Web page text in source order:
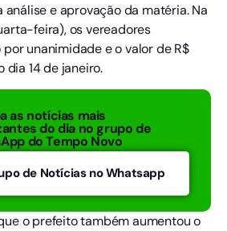
análise e aprovação da matéria. Na
feira), os vereadores
unanimidade e o valor de R$
dia 14 de janeiro.
as notícias mais
do dia no grupo de
do Tempo Novo
de Notícias no Whatsapp
o prefeito também aumentou o